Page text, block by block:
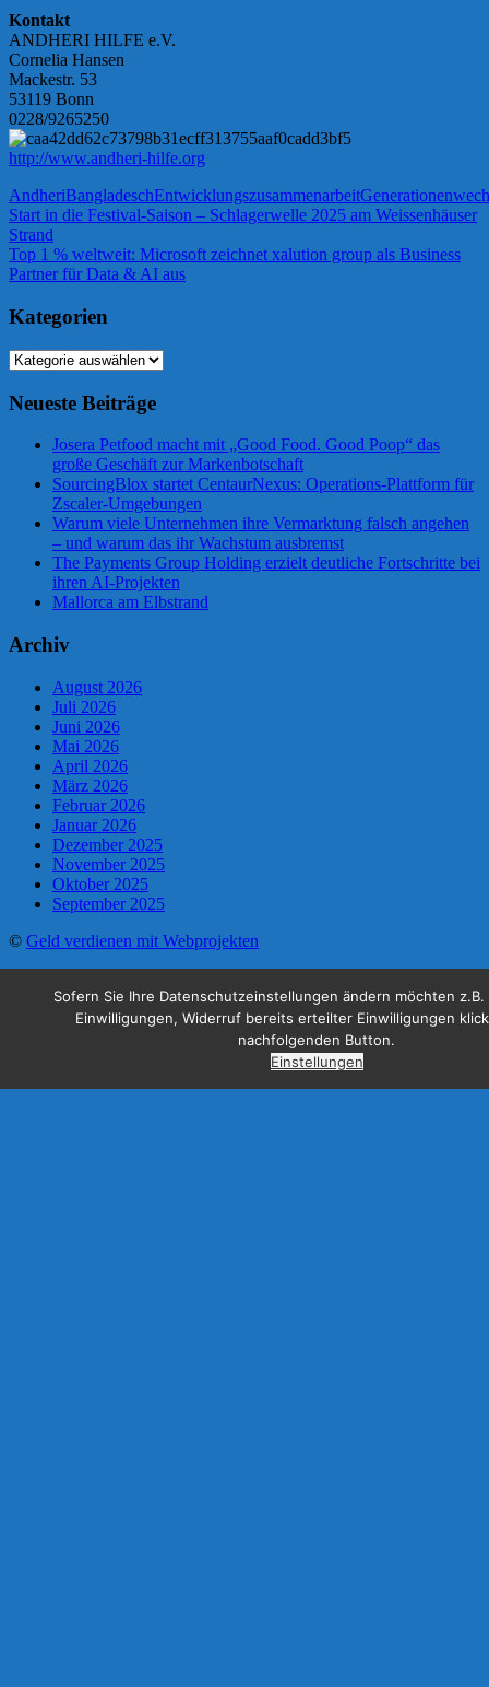
Kontakt
ANDHERI HILFE e.V.
Cornelia Hansen
Mackestr. 53
53119 Bonn
0228/9265250
http://www.andheri-hilfe.org
AndheriBangladeschEntwicklungszusammenarbeit
Beitragsnavigation
Vorheriger
Beitrag:
Start in die Festival-Saison – Schlagerwelle 2025 am Weissenhäuser
Strand
Nächster
Beitrag:
Top 1 % weltweit: Microsoft zeichnet xalution group als Business
Partner für Data & AI aus
Kategorien
Kategorien
Neueste Beiträge
Josera Petfood macht mit „Good Food. Good Poop“ das
große Geschäft zur Markenbotschaft
SourcingBlox startet CentaurNexus: Operations-Plattform für
Zscaler-Umgebungen
Warum viele Unternehmen ihre Vermarktung falsch angehen
– und warum das ihr Wachstum ausbremst
The Payments Group Holding erzielt deutliche Fortschritte bei
ihren AI-Projekten
Mallorca am Elbstrand
Archiv
August 2026
Juli 2026
Juni 2026
Mai 2026
April 2026
März 2026
Februar 2026
Januar 2026
Dezember 2025
November 2025
Oktober 2025
September 2025
© Geld verdienen mit Webprojekten
Sofern Sie Ihre Datenschutzeinstellungen ändern möchten
Einwilligungen, Widerruf bereits erteilter Einwilligungen
nachfolgenden Button.
Einstellungen